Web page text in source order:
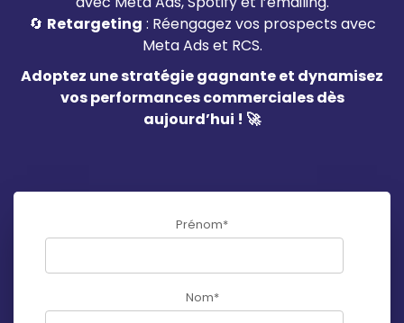
🔄 Retargeting : Réengagez vos prospects avec
Meta Ads et RCS.
Adoptez une stratégie gagnante et dynamisez
vos performances commerciales dès
aujourd’hui ! 🚀
Prénom*
Nom*